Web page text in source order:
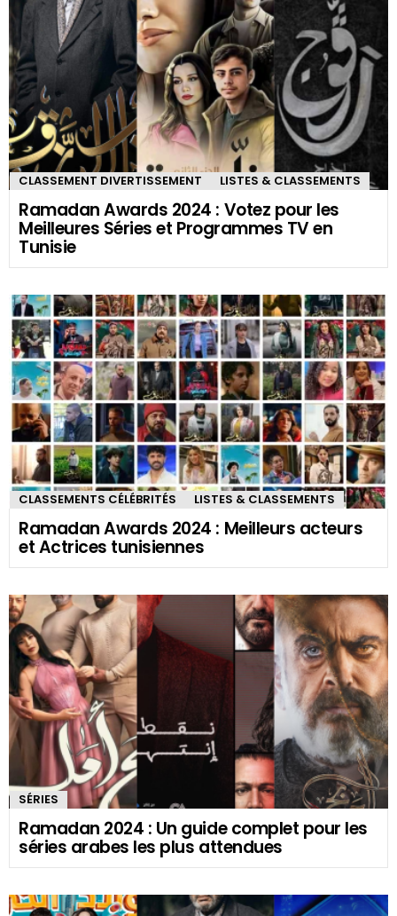
CLASSEMENT DIVERTISSEMENT LISTES & CLASSEMENTS
Ramadan Awards 2024 : Votez pour les
Meilleures Séries et Programmes TV en
Tunisie
CLASSEMENTS CÉLÉBRITÉS LISTES & CLASSEMENTS
Ramadan Awards 2024 : Meilleurs acteurs
et Actrices tunisiennes
SÉRIES
Ramadan 2024 : Un guide complet pour les
séries arabes les plus attendues